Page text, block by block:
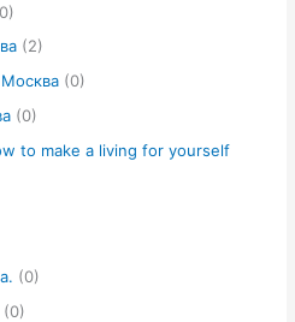
(2)
(0)
(0)
to make a living for yourself
(0)
(0)